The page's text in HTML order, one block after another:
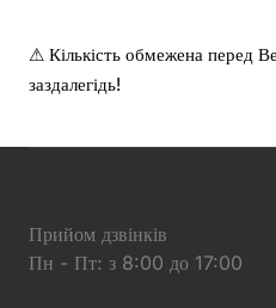
⚠ Кількість обмежена перед
заздалегідь!
Прийом дзвінків
Пн - Пт: з 8:00 до 17:00